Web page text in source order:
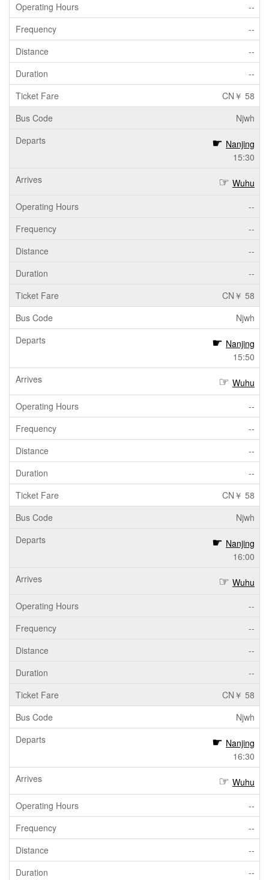
--
--
--
--
CN￥ 58
Njwh
Nanjing
15:30
Wuhu
--
--
--
--
CN￥ 58
Njwh
Nanjing
15:50
Wuhu
--
--
--
--
CN￥ 58
Njwh
Nanjing
16:00
Wuhu
--
--
--
--
CN￥ 58
Njwh
Nanjing
16:30
Wuhu
--
--
--
--